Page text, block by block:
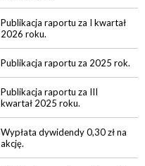
Publikacja raportu za I kwartał
2026 roku.
Publikacja raportu za 2025 rok.
Publikacja raportu za III
kwartał 2025 roku.
Wypłata dywidendy 0,30 zł na
akcję.